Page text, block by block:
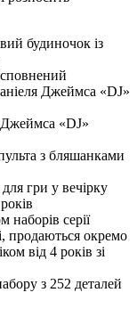
будиночок із
Джеймса «DJ»
Джеймса «DJ»
з бляшанками
гри у вечірку
серії
продаються окремо
від 4 років зі
з 252 деталей